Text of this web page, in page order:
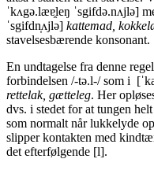
ˈkʌgə.læɐ̯leŋ ˈsgifdə.nʌjlə]
ˈsgifdn̩ʌjlə] kattemad,
stavelsesbærende konsonant.
En undtagelse fra denne
forbindelsen /-tə.l-/ som i
rettelak, gætteleg. Her
dvs. i stedet for at tungen
som normalt når lukkelyde
slipper kontakten med
det efterfølgende [l].